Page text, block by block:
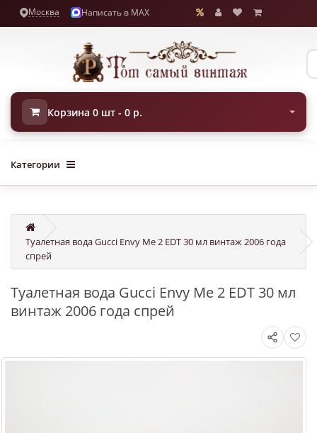
Москва Написать в MAX
Корзина 0 шт - 0 р.
Категории
Туалетная вода Gucci Envy Me 2 EDT 30 мл винтаж 2006 года
спрей
Туалетная вода Gucci Envy Me 2 EDT 30 мл
винтаж 2006 года спрей